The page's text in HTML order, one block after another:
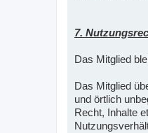
7.
Das Mitglied
Das Mitglied
und örtlich
Recht, Inhalte